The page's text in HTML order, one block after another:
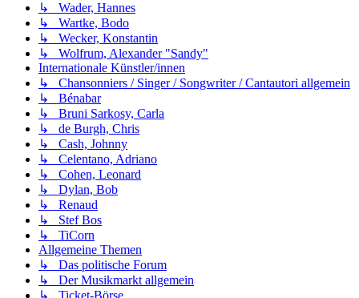
↳ Wader, Hannes
↳ Wartke, Bodo
↳ Wecker, Konstantin
↳ Wolfrum, Alexander "Sandy"
Internationale Künstler/innen
↳ Chansonniers / Singer / Songwriter / Cantautori allgemein
↳ Bénabar
↳ Bruni Sarkosy, Carla
↳ de Burgh, Chris
↳ Cash, Johnny
↳ Celentano, Adriano
↳ Cohen, Leonard
↳ Dylan, Bob
↳ Renaud
↳ Stef Bos
↳ TiCorn
Allgemeine Themen
↳ Das politische Forum
↳ Der Musikmarkt allgemein
↳ Ticket-Börse